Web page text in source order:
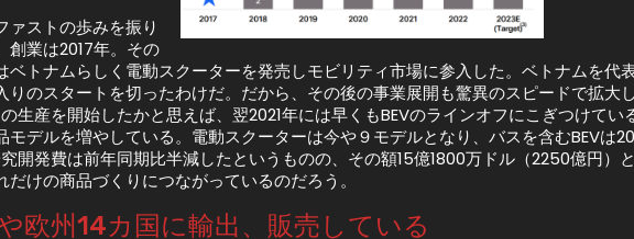
ァストの歩みを振り
創業は2017年。その
ベトナムらしく電動スクーターを発売しモビリティ市場に参入した。ベトナムを
りのスタートを切ったわけだ。だから、その後の事業展開も驚異のスピードで拡
の生産を開始したかと思えば、翌2021年には早くもBEVのラインオフにこぎつけて
モデルを増やしている。電動スクーターは今や９モデルとなり、バスを含むBEVは
究開発費は前年同期比半減したというものの、その額15億1800万ドル（2250億円
だけの商品づくりにつながっているのだろう。
欧州14カ国に輸出、販売している